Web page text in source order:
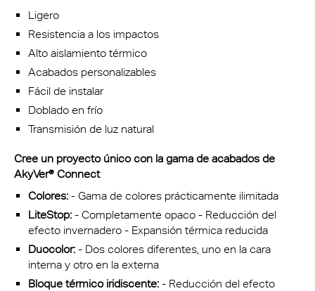
Ligero
Resistencia a los impactos
Alto aislamiento térmico
Acabados personalizables
Fácil de instalar
Doblado en frío
Transmisión de luz natural
Cree un proyecto único con la gama de acabados de
AkyVer® Connect
Colores: - Gama de colores prácticamente ilimitada
LiteStop: - Completamente opaco - Reducción del
efecto invernadero - Expansión térmica reducida
Duocolor: - Dos colores diferentes, uno en la cara
interna y otro en la externa
Bloque térmico iridiscente: - Reducción del efecto